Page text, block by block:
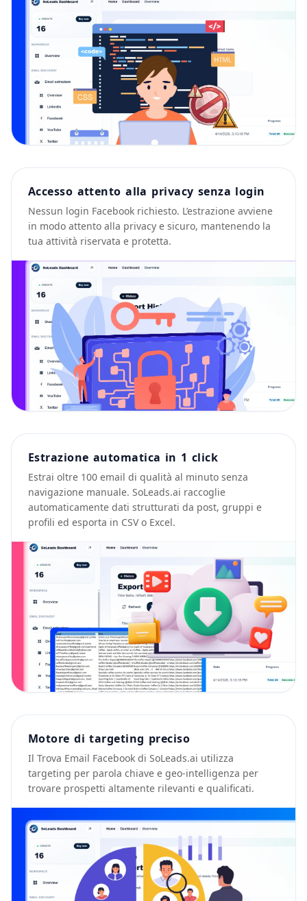
Accesso attento alla privacy senza login
Nessun login Facebook richiesto. L’estrazione avviene
in modo attento alla privacy e sicuro, mantenendo la
tua attività riservata e protetta.
Estrazione automatica in 1 click
Estrai oltre 100 email di qualità al minuto senza
navigazione manuale. SoLeads.ai raccoglie
automaticamente dati strutturati da post, gruppi e
profili ed esporta in CSV o Excel.
Motore di targeting preciso
Il Trova Email Facebook di SoLeads.ai utilizza
targeting per parola chiave e geo-intelligenza per
trovare prospetti altamente rilevanti e qualificati.